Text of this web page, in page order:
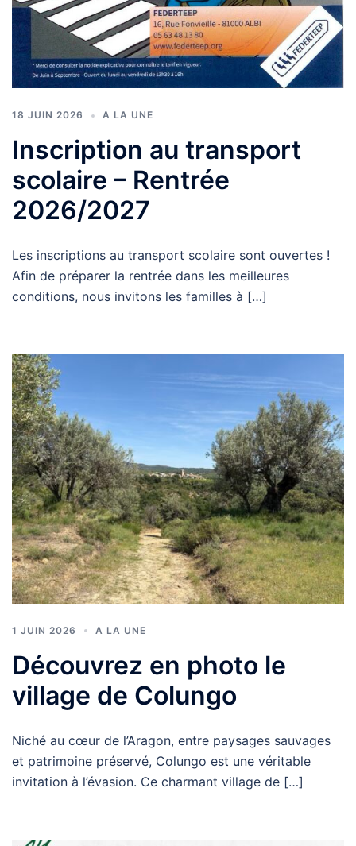
18 JUIN 2026 A LA UNE
Inscription au transport
scolaire – Rentrée
2026/2027
Les inscriptions au transport scolaire sont ouvertes !
Afin de préparer la rentrée dans les meilleures
conditions, nous invitons les familles à […]
1 JUIN 2026 A LA UNE
Découvrez en photo le
village de Colungo
Niché au cœur de l’Aragon, entre paysages sauvages
et patrimoine préservé, Colungo est une véritable
invitation à l’évasion. Ce charmant village de […]